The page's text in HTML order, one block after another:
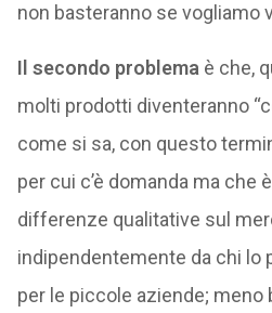
non basteranno se vogliamo
Il secondo problema è che,
molti prodotti diventeranno
come si sa, con questo
per cui c’è domanda ma che
differenze qualitative sul
indipendentemente da chi lo
per le piccole aziende; meno